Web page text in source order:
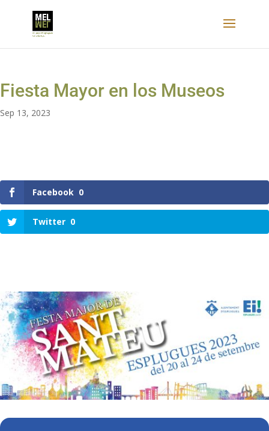
Fiesta Mayor en los Museos
Sep 13, 2023
Facebook 0
Twitter 0